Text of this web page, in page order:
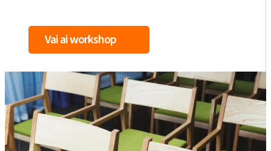
Vai ai workshop